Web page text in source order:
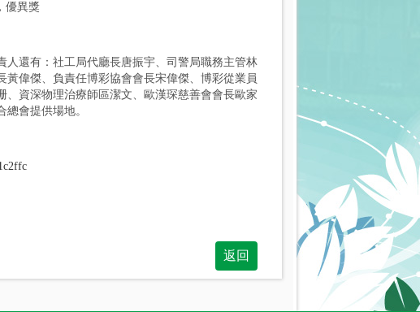
優異獎
還有：社工局代廳長唐振宇、司警局職務主管林
偉傑、負責任博彩協會會長宋偉傑、博彩從業員
資深物理治療師區潔文、歐漢琛慈善會會長歐家
會提供場地。
返回